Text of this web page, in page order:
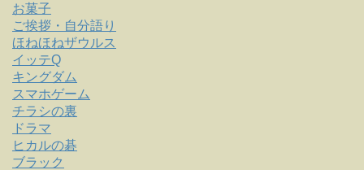
お菓子
ご挨拶・自分語り
ほねほねザウルス
イッテQ
キングダム
スマホゲーム
チラシの裏
ドラマ
ヒカルの碁
ブラック